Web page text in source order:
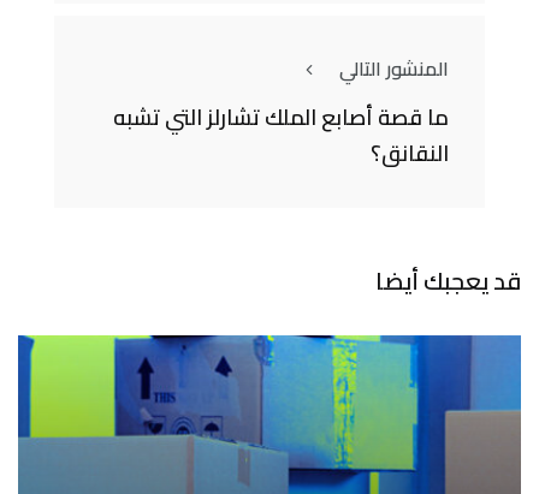
المنشور التالي
ما قصة أصابع الملك تشارلز التي تشبه
النقانق؟
قد يعجبك أيضا